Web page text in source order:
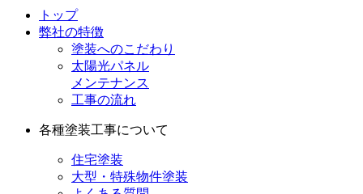
トップ
弊社の特徴
塗装へのこだわり
太陽光パネル
メンテナンス
工事の流れ
各種塗装工事について
住宅塗装
大型・特殊物件塗装